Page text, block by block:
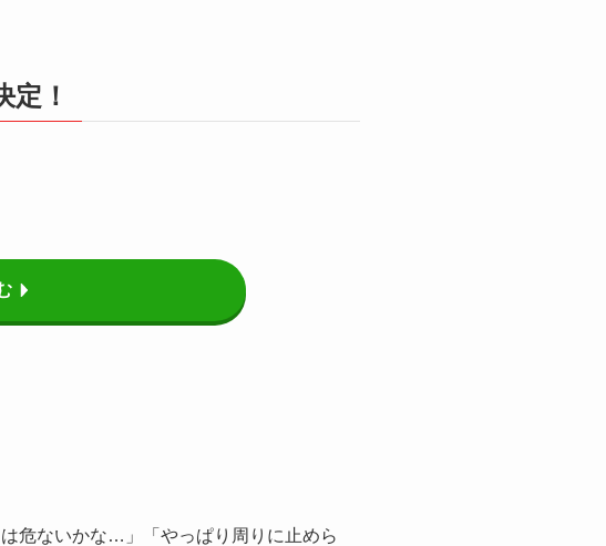
！
危ないかな…」「やっぱり周りに止めら